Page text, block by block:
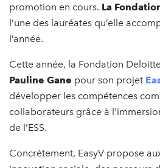
promotion en cours. La
l’une des lauréates qu’elle
l’année.
Cette année, la Fondation
Pauline Gane pour son projet
développer les compétences
collaborateurs grâce à
de l’ESS.
Concrètement, EasyV propose